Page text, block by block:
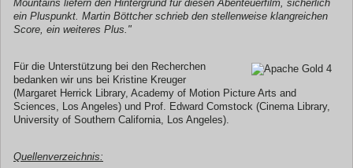
Mountains liefern den Hintergrund für diesen Abenteuerfilm, sicherlich
ein Pluspunkt. Martin Böttcher schrieb den stellenweise klangreichen
Score, ein weiteres Plus."
Für die Unterstützung bei den Recherchen
bedanken wir uns bei Kristine Kreuger
(Margaret Herrick Library, Academy of Motion Picture Arts and
Sciences, Los Angeles) und Prof. Edward Comstock (Cinema Library,
University of Southern California, Los Angeles).
Quellenverzeichnis: